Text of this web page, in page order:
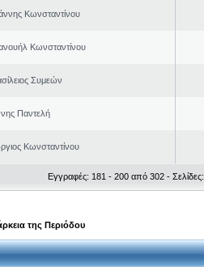
Κωνσταντίνου
Κωνσταντίνου
Συμεών
Παντελή
Κωνσταντίνου
Εγγραφές: 181 - 200 από 302 - Σελίδες:
της Περιόδου